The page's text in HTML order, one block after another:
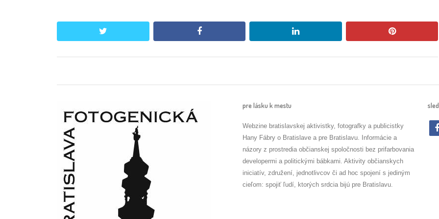
twitter facebook linkedin pinterest
pre lásku k mestu
Webzine bratislavskej aktivistky, fotografky a publicistky
Hany Fábry o Bratislave a pre Bratislavu. Informácie a
názory z prostredia občianskej spoločnosti bez prifarbovania
developermi a politickými bábkami. Aktivity občianskych
iniciatív, združení, jednotlivcov či ad hoc spojení s jediným
cieľom: spojiť ľudí, ktorých srdcia bijú pre Bratislavu.